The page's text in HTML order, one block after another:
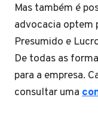
Mas também é
advocacia optem
Presumido e
De todas as
para a empresa.
consultar uma